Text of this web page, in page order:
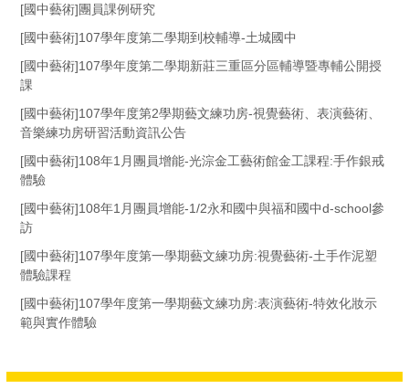
[國中藝術]團員課例研究
[國中藝術]107學年度第二學期到校輔導-土城國中
[國中藝術]107學年度第二學期新莊三重區分區輔導暨專輔公開授
課
[國中藝術]107學年度第2學期藝文練功房-視覺藝術、表演藝術、
音樂練功房研習活動資訊公告
[國中藝術]108年1月團員增能-光淙金工藝術館金工課程:手作銀戒
體驗
[國中藝術]108年1月團員增能-1/2永和國中與福和國中d-school參
訪
[國中藝術]107學年度第一學期藝文練功房:視覺藝術-土手作泥塑
體驗課程
[國中藝術]107學年度第一學期藝文練功房:表演藝術-特效化妝示
範與實作體驗